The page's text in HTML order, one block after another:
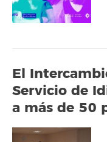
El
Servicio de
a más de 50